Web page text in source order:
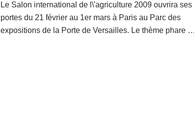
Le Salon international de l\'agriculture 2009 ouvrira ses
portes du 21 février au 1er mars à Paris au Parc des
expositions de la Porte de Versailles. Le thème phare de